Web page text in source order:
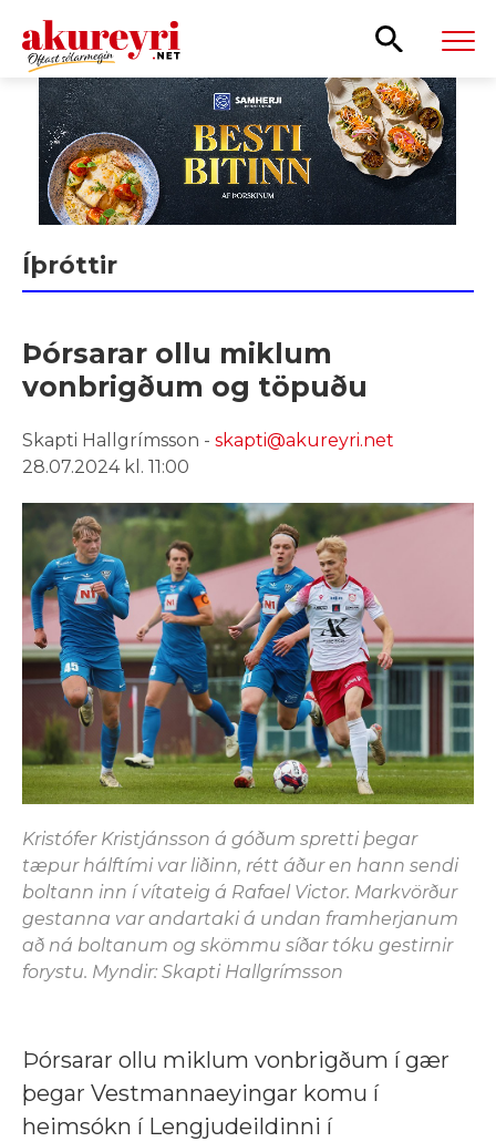
Leita
Íþróttir
Þórsarar ollu miklum
vonbrigðum og töpuðu
Skapti Hallgrímsson - skapti@akureyri.net
28.07.2024 kl. 11:00
Kristófer Kristjánsson á góðum spretti þegar
tæpur hálftími var liðinn, rétt áður en hann sendi
boltann inn í vítateig á Rafael Victor. Markvörður
gestanna var andartaki á undan framherjanum
að ná boltanum og skömmu síðar tóku gestirnir
forystu. Myndir: Skapti Hallgrímsson
Þórsarar ollu miklum vonbrigðum í gær
þegar Vestmannaeyingar komu í
heimsókn í Lengjudeildinni í